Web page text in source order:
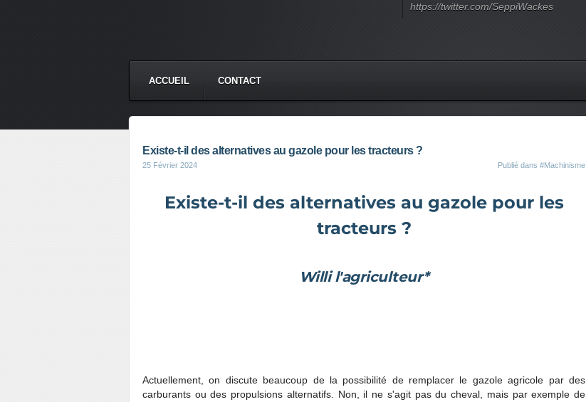
https://twitter.com/SeppiWackes
ACCUEIL CONTACT
Existe-t-il des alternatives au gazole pour les tracteurs ?
25 Février 2024 Publié dans #Machinisme
Existe-t-il des alternatives au gazole pour les
tracteurs ?
Willi l'agriculteur*
Actuellement, on discute beaucoup de la possibilité de remplacer le gazole agricole par des
carburants ou des propulsions alternatifs. Non, il ne s'agit pas du cheval, mais par exemple de